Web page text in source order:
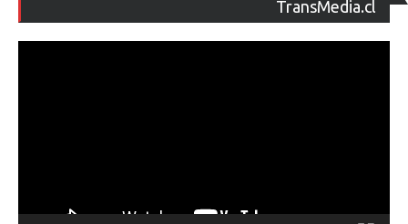
TransMedia.cl